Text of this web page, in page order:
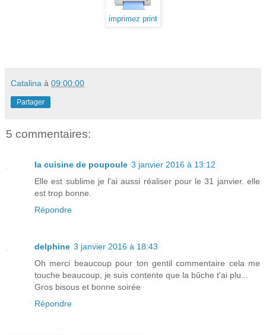
imprimez print
Catalina à 09:00:00
Partager
5 commentaires:
la cuisine de poupoule 3 janvier 2016 à 13:12
Elle est sublime je l'ai aussi réaliser pour le 31 janvier. elle
est trop bonne.
Répondre
delphine 3 janvier 2016 à 18:43
Oh merci beaucoup pour ton gentil commentaire cela me
touche beaucoup, je suis contente que la bûche t'ai plu...
Gros bisous et bonne soirée
Répondre